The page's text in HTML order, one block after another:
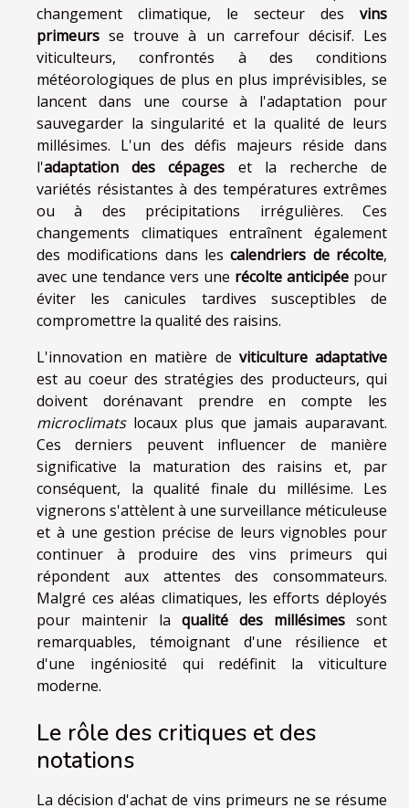
changement climatique, le secteur des vins
primeurs se trouve à un carrefour décisif. Les
viticulteurs, confrontés à des conditions
météorologiques de plus en plus imprévisibles, se
lancent dans une course à l'adaptation pour
sauvegarder la singularité et la qualité de leurs
millésimes. L'un des défis majeurs réside dans
l'adaptation des cépages et la recherche de
variétés résistantes à des températures extrêmes
ou à des précipitations irrégulières. Ces
changements climatiques entraînent également
des modifications dans lescalendriers de récolte,
avec une tendance vers une récolte anticipée pour
éviter les canicules tardives susceptibles de
compromettre la qualité des raisins.
L'innovation en matière de viticulture adaptative
est au coeur des stratégies des producteurs, qui
doivent dorénavant prendre en compte les
microclimatslocaux plus que jamais auparavant.
Ces derniers peuvent influencer de manière
significative la maturation des raisins et, par
conséquent, la qualité finale du millésime. Les
vignerons s'attèlent à une surveillance méticuleuse
et à une gestion précise de leurs vignobles pour
continuer à produire des vins primeurs qui
répondent aux attentes des consommateurs.
Malgré ces aléas climatiques, les efforts déployés
pour maintenir la qualité des millésimes sont
remarquables, témoignant d'une résilience et
d'une ingéniosité qui redéfinit la viticulture
moderne.
Le rôle des critiques et des
notations
La décision d'achat de vins primeurs ne se résume